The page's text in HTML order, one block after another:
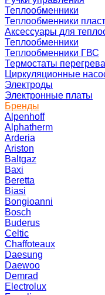
Теплообменники
Теплообменники
Аксессуары для
Теплообменники
Теплообменники ГВС
Термостаты
Циркуляционные
Электроды
Электронные платы
Бренды
Alpenhoff
Alphatherm
Arderia
Ariston
Baltgaz
Baxi
Beretta
Biasi
Bongioanni
Bosch
Buderus
Celtic
Chaffoteaux
Daesung
Daewoo
Demrad
Electrolux